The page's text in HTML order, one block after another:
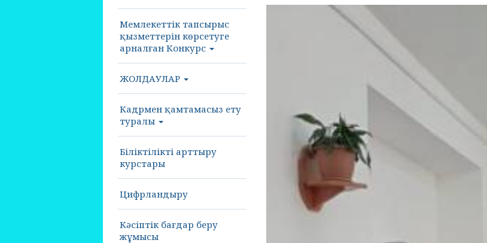
Мемлекеттік тапсырыс
қызметтерін көрсетуге
арналған Конкурс
ЖОЛДАУЛАР
Кадрмен қамтамасыз ету
туралы
Біліктілікті арттыру
курстары
Цифрландыру
Кәсіптік бағдар беру
жұмысы